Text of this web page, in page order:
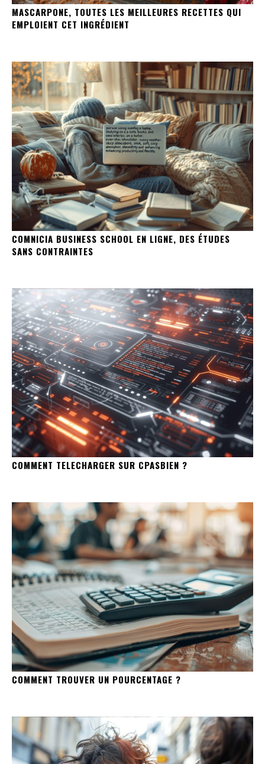
MASCARPONE, TOUTES LES MEILLEURES RECETTES QUI
EMPLOIENT CET INGRÉDIENT
COMNICIA BUSINESS SCHOOL EN LIGNE, DES ÉTUDES
SANS CONTRAINTES
COMMENT TELECHARGER SUR CPASBIEN ?
COMMENT TROUVER UN POURCENTAGE ?